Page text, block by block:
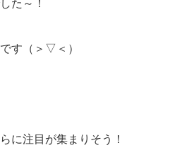
た～！
す（＞▽＜）
に注目が集まりそう！